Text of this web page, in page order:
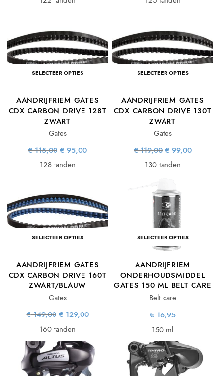
SELECTEER OPTIES
AANDRIJFRIEM GATES
CDX CARBON DRIVE 128T
ZWART
Gates
€115,00 Oorspronkelijke
prijs was:
€ 115,00.
€ 95,00
128 tanden
SELECTEER OPTIES
AANDRIJFRIEM GATES
CDX CARBON DRIVE 130T
ZWART
Gates
€119,00 Oorspronkelijke
prijs was:
€ 119,00.
€ 99,00
130 tanden
SELECTEER OPTIES
AANDRIJFRIEM GATES
CDX CARBON DRIVE 160T
ZWART/BLAUW
Gates
€149,00 Oorspronkelijke
prijs was:
€ 149,00.
€ 129,00
160 tanden
SELECTEER OPTIES
AANDRIJFRIEM
ONDERHOUDSMIDDEL
GATES 150 ML BELT CARE
Belt care
€ 16,95
150 ml